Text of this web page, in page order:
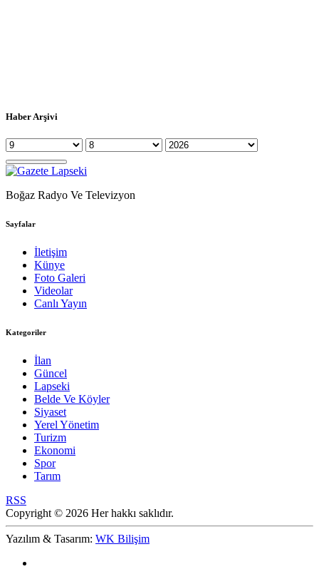
Haber Arşivi
Boğaz Radyo Ve Televizyon
Sayfalar
İletişim
Künye
Foto Galeri
Videolar
Canlı Yayın
Kategoriler
İlan
Güncel
Lapseki
Belde Ve Köyler
Siyaset
Yerel Yönetim
Turizm
Ekonomi
Spor
Tarım
RSS
Copyright © 2026 Her hakkı saklıdır.
Yazılım & Tasarım: WK Bilişim